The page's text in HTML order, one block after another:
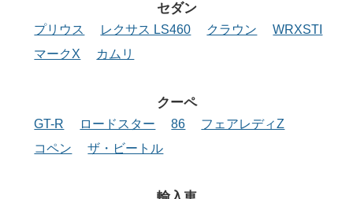
セダン
プリウス レクサス LS460 クラウン
WRXSTI
マークX
カムリ
クーペ
GT-R ロードスター 86
フェアレディZ
コペン
ザ・ビートル